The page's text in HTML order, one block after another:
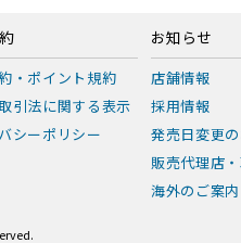
・ポイント規約
引法に関する表示
シーポリシー
お知らせ
店舗情報
採用情報
発売日変更
販売代理店
海外のご案内